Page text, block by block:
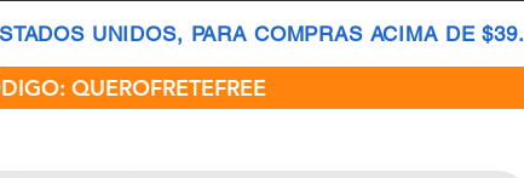
UNIDOS, PARA COMPRAS ACIMA DE $39.
QUEROFRETEFREE